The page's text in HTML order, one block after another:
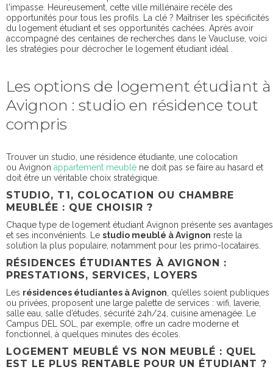
l'impasse. Heureusement, cette ville millénaire recèle des
opportunités pour tous les profils. La clé ? Maîtriser les spécificités
du logement étudiant et ses opportunités cachées. Après avoir
accompagné des centaines de recherches dans le Vaucluse, voici
les stratégies pour décrocher le logement étudiant idéal .
Les options de logement étudiant à
Avignon : studio en résidence tout
compris
Trouver un studio, une résidence étudiante, une colocation
ou Avignon appartement meublé ne doit pas se faire au hasard et
doit être un véritable choix stratégique.
STUDIO, T1, COLOCATION OU CHAMBRE
MEUBLÉE : QUE CHOISIR ?
Chaque type de logement étudiant Avignon présente ses avantages
et ses inconvénients. Le studio meublé à Avignon reste la
solution la plus populaire, notamment pour les primo-locataires.
RÉSIDENCES ÉTUDIANTES À AVIGNON :
PRESTATIONS, SERVICES, LOYERS
Les résidences étudiantes à Avignon , qu’elles soient publiques
ou privées, proposent une large palette de services : wifi, laverie,
salle eau, salle d’études, sécurité 24h/24, cuisine amenagée. Le
Campus DEL SOL, par exemple, offre un cadre moderne et
fonctionnel, à quelques minutes des écoles.
LOGEMENT MEUBLÉ VS NON MEUBLÉ : QUEL
EST LE PLUS RENTABLE POUR UN ÉTUDIANT ?